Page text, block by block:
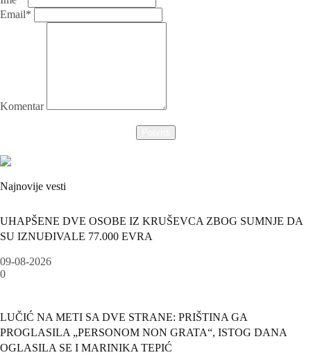
Email*
Komentar
Najnovije vesti
UHAPŠENE DVE OSOBE IZ KRUŠEVCA ZBOG SUMNJE DA
SU IZNUĐIVALE 77.000 EVRA
09-08-2026
0
LUČIĆ NA METI SA DVE STRANE: PRIŠTINA GA
PROGLASILA „PERSONOM NON GRATA“, ISTOG DANA
OGLASILA SE I MARINIKA TEPIĆ